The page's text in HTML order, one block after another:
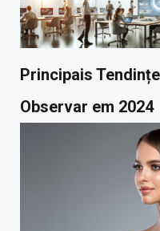
Principais
Observar em 2024